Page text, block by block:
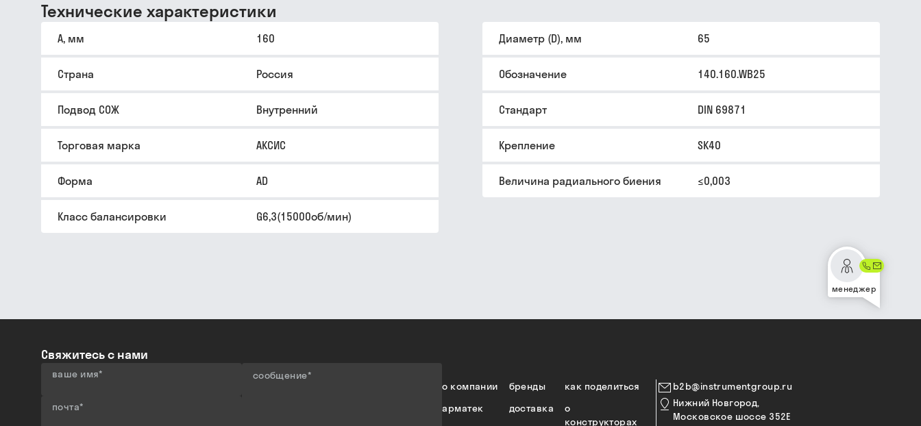
Технические характеристики
A, мм 160 Диаметр (D), мм 65
Страна Россия Обозначение 140.160.WB25
Подвод СОЖ Внутренний Стандарт DIN 69871
Торговая марка АКСИС Крепление SK40
Форма AD Величина радиального биения ≤0,003
Класс балансировки G6,3(15000об/мин)
менеджер
Свяжитесь с нами
ваше имя*
почта*
сообщение*
как поделиться
бренды
о компании
о
конструкторах
доставка
арматек
b2b@instrumentgroup.ru
Нижний Новгород,
Московское шоссе 352Е